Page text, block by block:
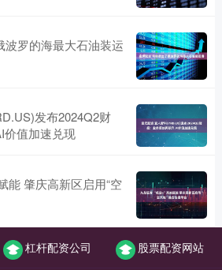
罗的海最大石油装运
发布2024Q2财
价值加速兑现
能 肇庆高新区启用“空
杠杆配资公司 股票配资网站